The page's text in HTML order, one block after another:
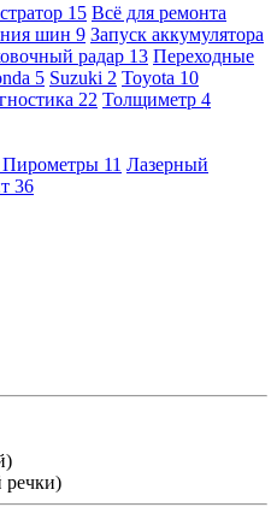
15 Всё для ремонта
шин 9 Запуск аккумулятора
радар 13 Переходные
5 Suzuki 2 Toyota 10
22 Толщиметр 4
Пирометры 11 Лазерный
36
речки)